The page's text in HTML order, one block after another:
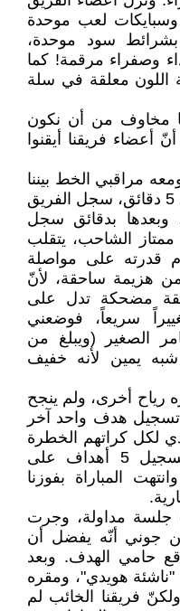
لعب موحدة
بشرائط سود موحدة،
وصفراء مرقمة! كما
اللون معلقة في سلة
مخاوف من أن نكون
فريقنا أيقنوا
مراقبي الخط بيننا
وبينهم، بدء المباراة، وبعد أقلّ من 5 دقائق، سجل الفريق
وبعدها بدقائق سجل
الشاحب، يتقلب
قدرته على مواصلة
هزيمة ساحقة، لأنّ
مضحكة تدل على
سريعاً، فوضعني
الصغير (ويبلغ من
ليكون شبه يمين لأنه خفيف
رياح أخرى، ولم ينجح
تسجيل هدف واحد آخر
لكل كراتهم الخطرة
ودرئها، فيما نجح فريقنا في تسجيل 5 أهداف على
المباراة بفوزنا
جلسة مداولة، وجرت
جوني أنّه يفضل أن
حامي الهدف. وبعد
هويدي"، ومقره
فريقنا الخائب لم